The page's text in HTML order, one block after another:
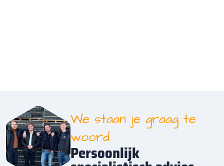
We staan je graag te
woord
Persoonlijk